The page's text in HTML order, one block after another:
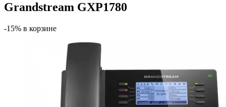
Grandstream GXP1780
-15% в корзине